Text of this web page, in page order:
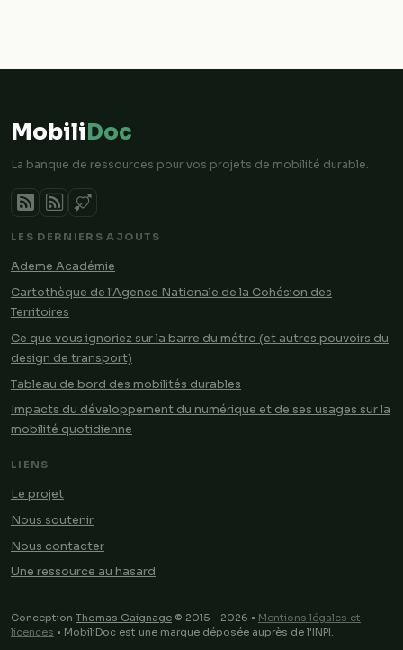
MobiliDoc
La banque de ressources pour vos projets de mobilité durable.
LES DERNIERS AJOUTS
Ademe Académie
Cartothèque de l'Agence Nationale de la Cohésion des
Territoires
Ce que vous ignoriez sur la barre du métro (et autres pouvoirs du
design de transport)
Tableau de bord des mobilités durables
Impacts du développement du numérique et de ses usages sur la
mobilité quotidienne
LIENS
Le projet
Nous soutenir
Nous contacter
Une ressource au hasard
Conception Thomas Gaignage © 2015 - 2026 • Mentions légales et
licences • MobiliDoc est une marque déposée auprès de l'INPI.